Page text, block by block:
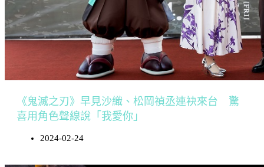
《鬼滅之刃》早見沙織、松岡禎丞連袂來台 驚
喜用角色聲線說「我愛你」
2024-02-24